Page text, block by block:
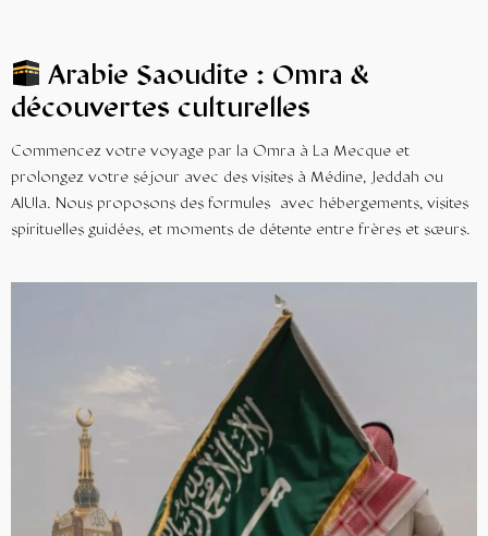
Arabie Saoudite : Omra &
découvertes culturelles
Commencez votre voyage par la Omra à La Mecque et
prolongez votre séjour avec des visites à Médine, Jeddah ou
AlUla. Nous proposons des formules avec hébergements, visites
spirituelles guidées, et moments de détente entre frères et sœurs.